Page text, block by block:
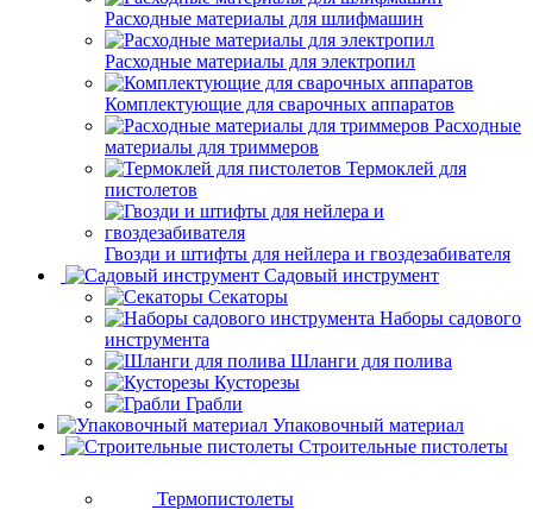
Расходные материалы для шлифмашин
Расходные материалы для электропил
Комплектующие для сварочных аппаратов
Расходные
материалы для триммеров
Термоклей для
пистолетов
Гвозди и штифты для нейлера и гвоздезабивателя
Садовый инструмент
Секаторы
Наборы садового
инструмента
Шланги для полива
Кусторезы
Грабли
Упаковочный материал
Строительные пистолеты
Термопистолеты